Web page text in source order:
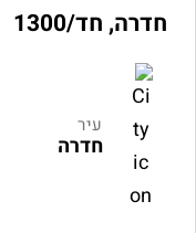
חדרה, חד/1300
עיר
חדרה